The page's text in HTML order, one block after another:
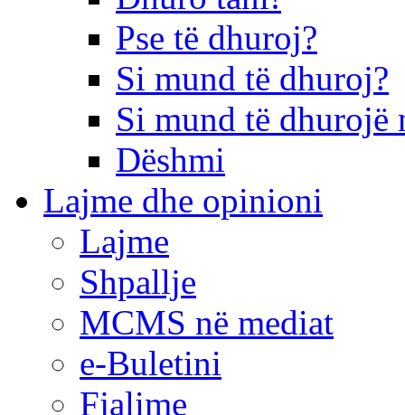
Pse të dhuroj?
Si mund të dhuroj?
Si mund të dhurojë
Dëshmi
Lajme dhe opinioni
Lajme
Shpallje
MCMS në mediat
e-Buletini
Fjalime